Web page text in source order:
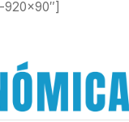
920×90″]